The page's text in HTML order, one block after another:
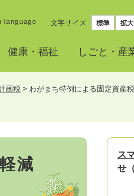
language 文字サイズ 標準 拡大
健康・ 福祉 しごと・ 産
画税 > わがまち特例による固定資産
減
ス
せ